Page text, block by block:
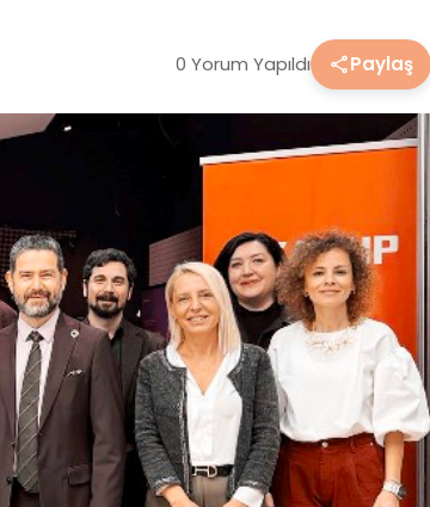
0 Yorum Yapıldı Paylaş